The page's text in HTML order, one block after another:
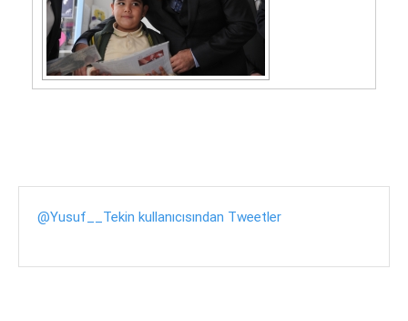
@Yusuf__Tekin kullanıcısından Tweetler